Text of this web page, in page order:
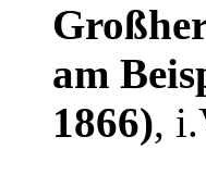
am
1866),